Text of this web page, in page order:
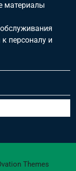
материалы
персоналу и
Themes